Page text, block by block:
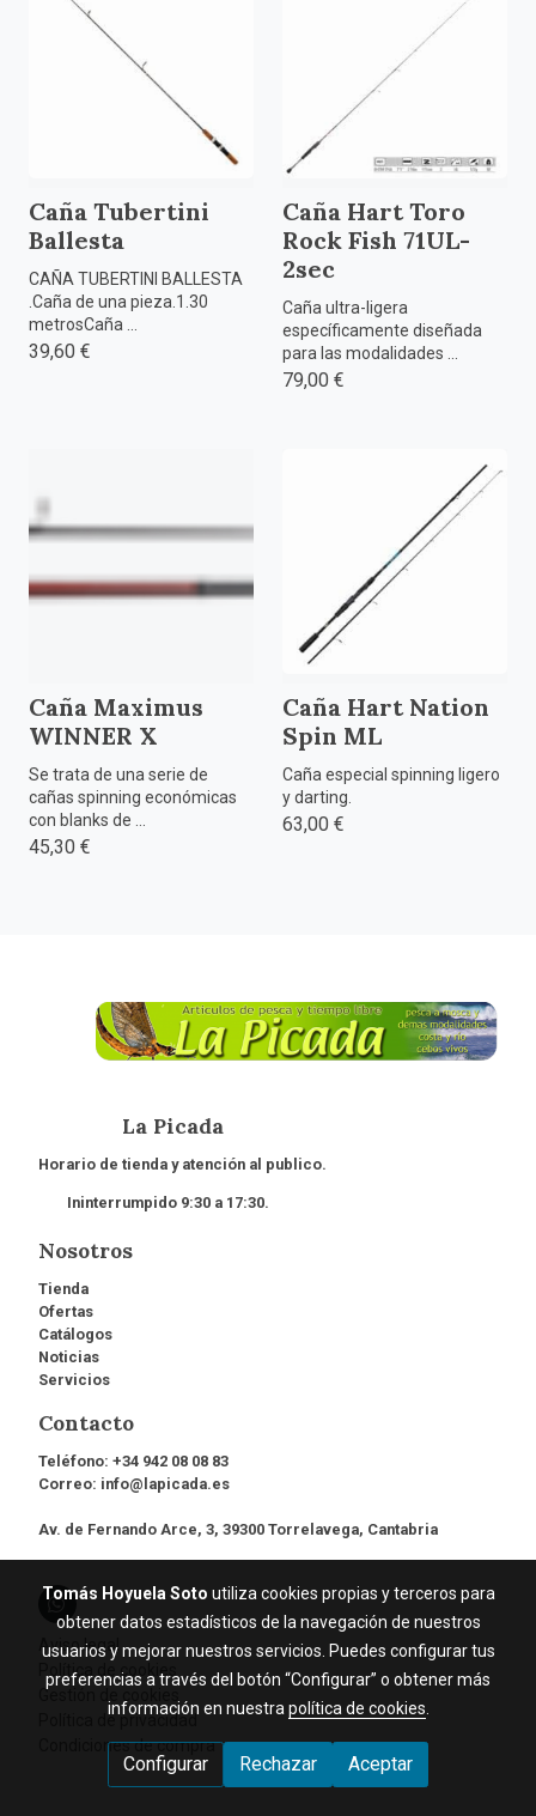
Caña Tubertini
Ballesta
CAÑA TUBERTINI BALLESTA
.Caña de una pieza.1.30
metrosCaña ...
39,60 €
Caña Hart Toro
Rock Fish 71UL-
2sec
Caña ultra-ligera
específicamente diseñada
para las modalidades ...
79,00 €
Caña Maximus
WINNER X
Se trata de una serie de
cañas spinning económicas
con blanks de ...
45,30 €
Caña Hart Nation
Spin ML
Caña especial spinning ligero
y darting.
63,00 €
La Picada
Horario de tienda y atención al publico.
Ininterrumpido 9:30 a 17:30.
Nosotros
Tienda
Ofertas
Catálogos
Noticias
Servicios
Contacto
Teléfono: +34 942 08 08 83
Correo: info@lapicada.es
Av. de Fernando Arce, 3, 39300 Torrelavega, Cantabria
Aviso legal
Política de cookies
Gestión de cookies
Política de privacidad
Condiciones de compra
Tomás Hoyuela Soto utiliza cookies propias y terceros para
obtener datos estadísticos de la navegación de nuestros
usuarios y mejorar nuestros servicios. Puedes configurar tus
preferencias a través del botón “Configurar” o obtener más
información en nuestra política de cookies
Configurar Rechazar Aceptar